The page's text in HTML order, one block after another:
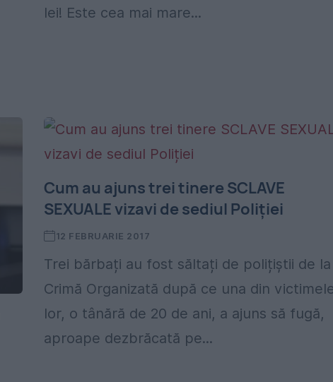
lei! Este cea mai mare...
Cum au ajuns trei tinere SCLAVE
SEXUALE vizavi de sediul Poliției
12 FEBRUARIE 2017
Trei bărbați au fost săltați de polițiștii de la
Crimă Organizată după ce una din
lor, o tânără de 20 de ani, a ajuns să fugă,
aproape dezbrăcată pe...